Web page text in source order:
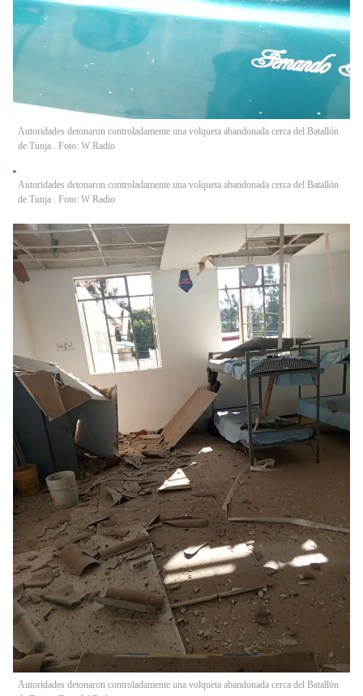
Autoridades detonaron controladamente una volqueta abandonada cerca del Batallón
de Tunja . Foto: W Radio
Autoridades detonaron controladamente una volqueta abandonada cerca del Batallón
de Tunja . Foto: W Radio
Autoridades detonaron controladamente una volqueta abandonada cerca del Batallón